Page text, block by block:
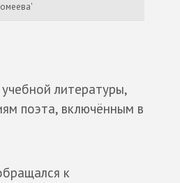
литературы,
поэта, включённым в
к